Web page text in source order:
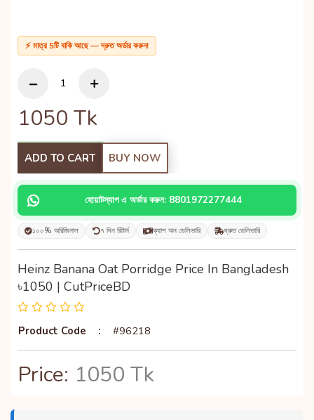
⚡ মাত্র 5টি বাকি আছে — দ্রুত অর্ডার করুন!
1050 Tk
ADD TO CART BUY NOW
হোয়াটস্যাপ এ অর্ডার করুন: 8801972277444
১০০% অরিজিনাল ৭ দিন রিটার্ন ক্যাশ অন ডেলিভারি দ্রুত ডেলিভারি
Heinz Banana Oat Porridge Price In Bangladesh
৳1050 | CutPriceBD
Product Code : #96218
Price: 1050 Tk